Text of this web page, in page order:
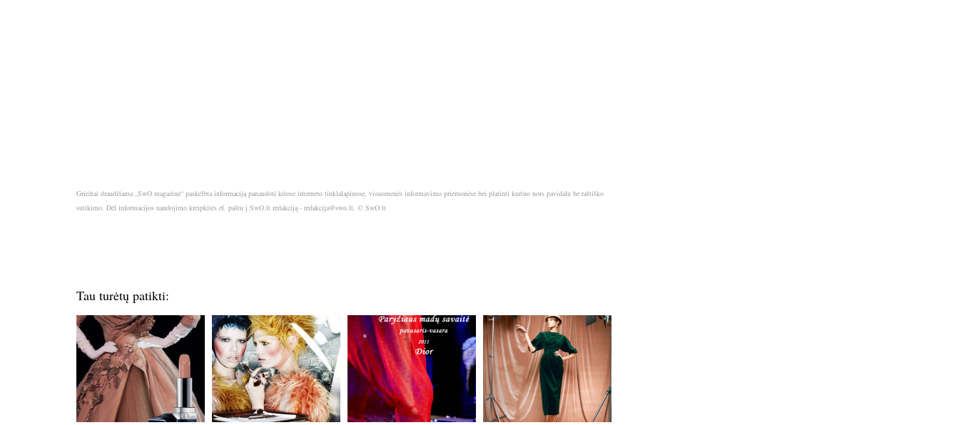
Griežtai draudžiama „SwO magazine“ paskelbta informaciją panaudoti kitose interneto tinklalapiuose, visuomenės informavimo priemonėse bei platinti kuriuo nors pavidalu be raštiško
sutikimo. Dėl informacijos naudojimo kreipkitės el. paštu į SwO.lt redakciją - redakcija@swo.lt. © SwO.lt
Tau turėtų patikti: